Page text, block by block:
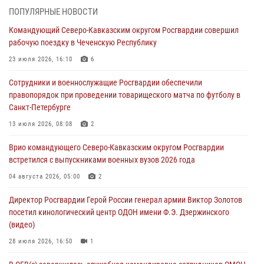
В Центральных регионах России продолжается ведомственная
09 августа 2026, 08:00
В Чеченской Республике пожарные расчеты Росгвардии и МЧС
09 августа 2026, 08:00
Лучшие футбольные команды Южного округа Росгвардии
определили на Кубани
В Кузбассе росгвардейцы помогли вернуть горожанке пропавшую
мать
ПОПУЛЯРНЫЕ НОВОСТИ
Командующий Северо-Кавказским округом Росгвардии совершил
рабочую поездку в Чеченскую Республику
23 июля 2026, 16:10 6
Сотрудники и военнослужащие Росгвардии обеспечили
правопорядок при проведении товарищеского матча по футболу в
Санкт-Петербурге
13 июля 2026, 08:08 2
Врио командующего Северо-Кавказским округом Росгвардии
встретился с выпускниками военных вузов 2026 года
04 августа 2026, 05:00 2
Директор Росгвардии Герой России генерал армии Виктор Золотов
посетил кинологический центр ОДОН имени Ф.Э. Дзержинского
(видео)
28 июля 2026, 16:50 1